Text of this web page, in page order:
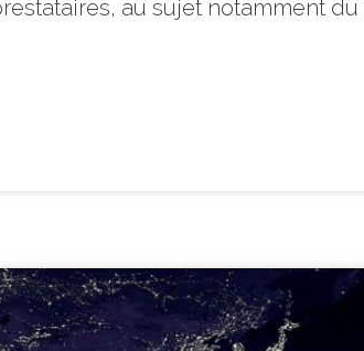
au sujet notamment du